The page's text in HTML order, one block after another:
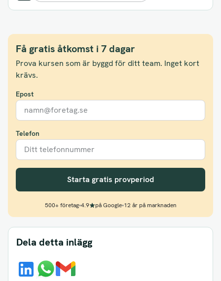
Få gratis åtkomst i 7 dagar
Prova kursen som är byggd för ditt team. Inget kort
krävs.
Epost
Telefon
Starta gratis provperiod
500+ företag•4.9 på Google•12 år på marknaden
Dela detta inlägg